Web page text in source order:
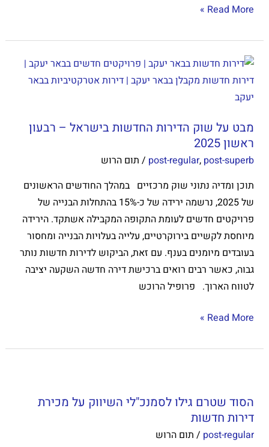
Read More »
מבט על שוק הדירות החדשות בישראל – רבעון
ראשון 2025
post-regular, post-superb
/ תום הרוש
תוכן ומדיה נתוני שוק מרכזיים במהלך החודשים הראשונים
של 2025, נרשמה ירידה של כ-15% בהתחלות הבנייה של
פרויקטים חדשים לעומת התקופה המקבילה אשתקד. הירידה
מיוחסת לקשיים בירוקרטיים, עלייה בעלויות הבנייה ומחסור
בעובדים מיומנים בענף. עם זאת, הביקוש לדירות חדשות נותר
גבוה, כאשר רבים רואים ברכישת דירה חדשה השקעה יציבה
לטווח הארוך. פרופיל הרוכש
מבט
על
שוק
החדשות
בישראל
–
רבעון
ראשון
2025
Read More »
הסוד שטרם גילו לסמנכ"לי השיווק על מכירת
דירות חדשות
post-regular
/ תום הרוש
גילו
לסמנכ"לי
השיווק